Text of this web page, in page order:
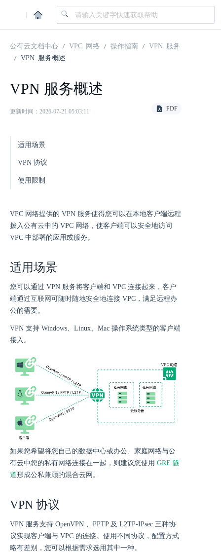
|
公有云文档中心 VPC 网络 操作指南
VPN 服务
VPN 服务概述
VPN 服务概述
更新时间：2026-07-21 05:03:11 PDF
适用场景
VPN 协议
使用限制
VPC 网络提供的 VPN 服务使得您可以在本地客户端远程
拨入公有云中的 VPC 网络，使客户端可以安全地访问
VPC 中部署的应用或服务。
适用场景
您可以通过 VPN 服务将客户端和 VPC 连接起来，客户
端通过互联网可随时随地安全地连接 VPC，满足远程办
公的需要。
VPN 支持 Windows、Linux、Mac 操作系统类型的客户端
接入。
如果您希望将您自己的数据中心或办公、家庭网络与公
有云中您的私有网络连接在一起，则建议您使用 GRE 隧
道形成公私兼顾的混合云网。
VPN 协议
VPN 服务支持 OpenVPN 、PPTP 及 L2TP-IPsec 三种协
议实现客户端与 VPC 的连接。使用不同协议，配置方式
略有差别，您可以根据需求选用其中一种。